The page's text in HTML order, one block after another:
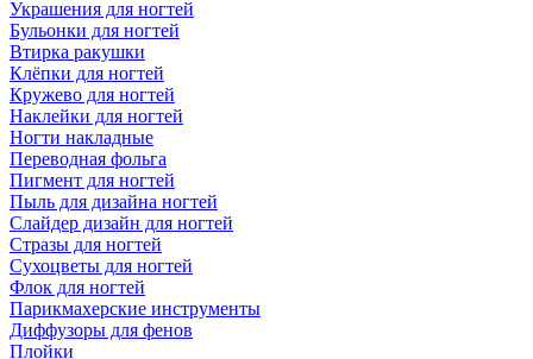
Украшения для ногтей
Бульонки для ногтей
Втирка ракушки
Клёпки для ногтей
Кружево для ногтей
Наклейки для ногтей
Ногти накладные
Переводная фольга
Пигмент для ногтей
Пыль для дизайна ногтей
Слайдер дизайн для ногтей
Стразы для ногтей
Сухоцветы для ногтей
Флок для ногтей
Парикмахерские инструменты
Диффузоры для фенов
Плойки